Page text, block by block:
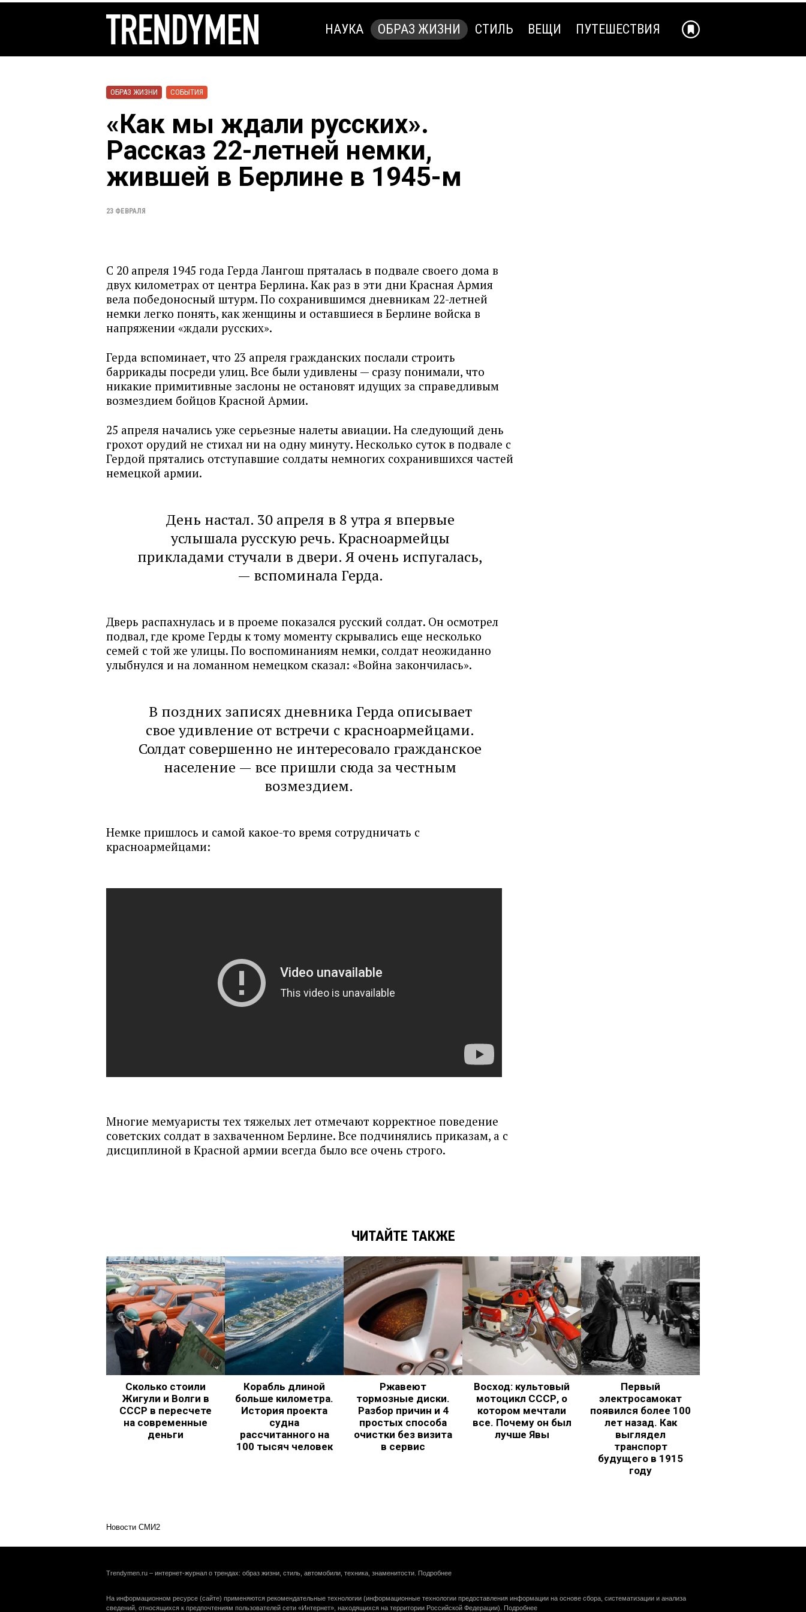
НАУКА ОБРАЗ ЖИЗНИ СТИЛЬ ВЕЩИ ПУТЕШЕСТВИЯ
ОБРАЗ ЖИЗНИ СОБЫТИЯ
«Как мы ждали русских».
Рассказ 22-летней немки,
жившей в Берлине в 1945-м
23 ФЕВРАЛЯ
С 20 апреля 1945 года Герда Лангош пряталась в подвале своего дома в
двух километрах от центра Берлина. Как раз в эти дни Красная Армия
вела победоносный штурм. По сохранившимся дневникам 22-летней
немки легко понять, как женщины и оставшиеся в Берлине войска в
напряжении «ждали русских».
Герда вспоминает, что 23 апреля гражданских послали строить
баррикады посреди улиц. Все были удивлены — сразу понимали, что
никакие примитивные заслоны не остановят идущих за справедливым
возмездием бойцов Красной Армии.
25 апреля начались уже серьезные налеты авиации. На следующий день
грохот орудий не стихал ни на одну минуту. Несколько суток в подвале с
Гердой прятались отступавшие солдаты немногих сохранившихся частей
немецкой армии.
День настал. 30 апреля в 8 утра я впервые
услышала русскую речь. Красноармейцы
прикладами стучали в двери. Я очень испугалась,
— вспоминала Герда.
Дверь распахнулась и в проеме показался русский солдат. Он осмотрел
подвал, где кроме Герды к тому моменту скрывались еще несколько
семей с той же улицы. По воспоминаниям немки, солдат неожиданно
улыбнулся и на ломанном немецком сказал: «Война закончилась».
В поздних записях дневника Герда описывает
свое удивление от встречи с красноармейцами.
Солдат совершенно не интересовало гражданское
население — все пришли сюда за честным
возмездием.
Немке пришлось и самой какое-то время сотрудничать с
красноармейцами:
Многие мемуаристы тех тяжелых лет отмечают корректное поведение
советских солдат в захваченном Берлине. Все подчинялись приказам, а с
дисциплиной в Красной армии всегда было все очень строго.
ЧИТАЙТЕ ТАКЖЕ
Сколько стоили
Жигули и Волги в
СССР в пересчете
на современные
деньги
Корабль длиной
больше километра.
История проекта
судна
рассчитанного на
100 тысяч человек
Ржавеют
тормозные диски.
Разбор причин и 4
простых способа
очистки без визита
в сервис
Восход: культовый
мотоцикл СССР, о
котором мечтали
все. Почему он был
лучше Явы
Первый
электросамокат
появился более 100
лет назад. Как
выглядел
транспорт
будущего в 1915
году
Новости СМИ2
Trendymen.ru – интернет-журнал о трендах: образ жизни, стиль, автомобили, техника, знаменитости. Подробнее
На информационном ресурсе (сайте) применяются рекомендательные технологии (информационные технологии предоставления информации на основе сбора, систематизации и анализа
сведений, относящихся к предпочтениям пользователей сети «Интернет», находящихся на территории Российской Федерации). Подробнее